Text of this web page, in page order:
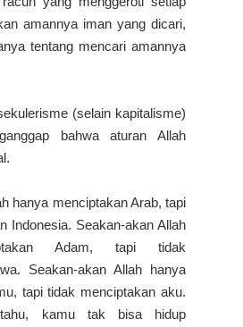
amannya iman yang dicari,
tentang mencari amannya
(selain kapitalisme)
bahwa aturan Allah
hanya menciptakan Arab, tapi
Indonesia. Seakan-akan Allah
Adam, tapi tidak
Seakan-akan Allah hanya
tapi tidak menciptakan aku.
kamu tak bisa hidup